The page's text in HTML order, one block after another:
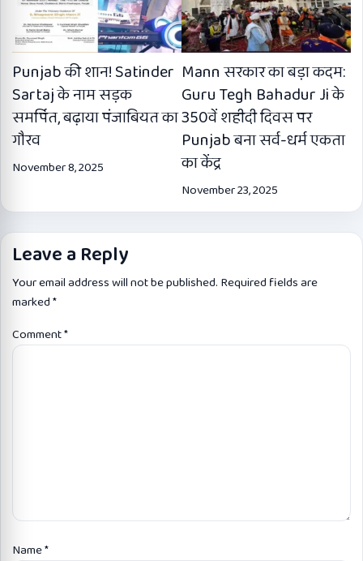
Punjab की शान! Satinder
Sartaj के नाम सड़क
समर्पित, बढ़ाया पंजाबियत का
गौरव
November 8, 2025
Mann सरकार का बड़ा कदम:
Guru Tegh Bahadur Ji के
350वें शहीदी दिवस पर
Punjab बना सर्व-धर्म एकता
का केंद्र
November 23, 2025
Leave a Reply
Your email address will not be published. Required fields are
marked*
Comment*
Name*